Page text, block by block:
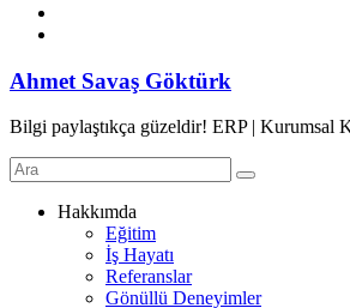
Ahmet Savaş Göktürk
Bilgi paylaştıkça güzeldir! ERP | Kurumsal
Hakkımda
Eğitim
İş Hayatı
Referanslar
Gönüllü Deneyimler